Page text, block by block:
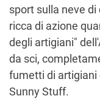
sport sulla neve
ricca di azione
degli artigiani"
da sci,
fumetti di artigiani
Sunny Stuff.